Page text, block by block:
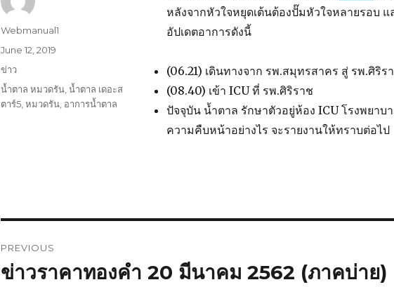
หลังจากหัวใจหยุดเต้นต้องปั๊มหัวใจหลายรอบ
อัปเดตอาการดังนี้
(06.21) เดินทางจาก รพ.สมุทรสาคร สู่ รพ.ศิริร
(08.40) เข้า ICU ที่ รพ.ศิริราช
ปัจจุบัน น้ำตาล รักษาตัวอยู่ห้อง ICU โรงพยา
ความคืบหน้าอย่างไร จะรายงานให้ทราบต่อไป
Author
Webmanual1
Posted
on
June 12, 2019
Categories
ข่าว
Tags
น้ำตาล หมวดรัน, น้ำตาล เดอะส
ตาร์5, หมวดรัน, อาการน้ำตาล
navigation
PREVIOUS
Previous
ข่าวราคาทองคำ 20 มีนาคม 2562 (ภาคบ่าย)